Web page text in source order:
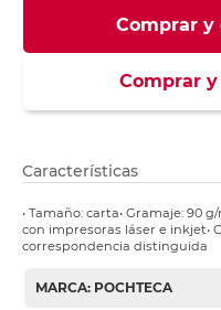
Comprar y
Comprar
Características
• Tamaño: carta• Gramaje: 90
con impresoras láser e inkjet•
correspondencia distinguida
MARCA: POCHTECA